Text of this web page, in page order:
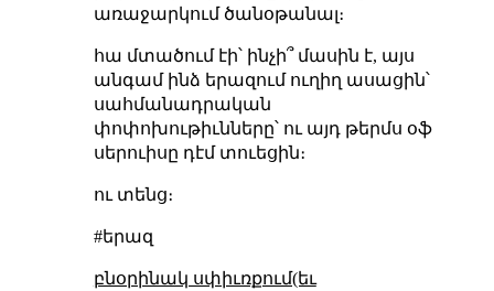
առաջարկում ծանօթանալ։
հա մտածում էի՝ ինչի՞ մասին է, այս
անգամ ինձ երազում ուղիղ ասացին՝
սահմանադրական
փոփոխութիւնները՝ ու այդ թերմս օֆ
սերուիսը դէմ տուեցին։
ու տենց։
#երազ
բնօրինակ սփիւռքում(եւ